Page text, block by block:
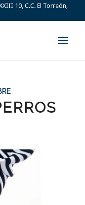
10, C.C. El Torreón,